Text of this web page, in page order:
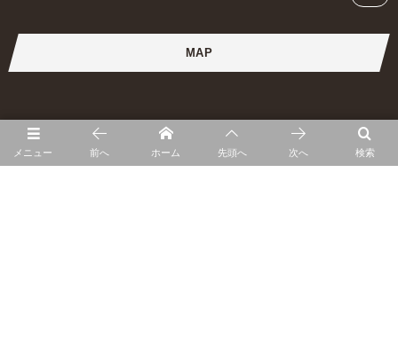
MAP
メニュー 検索
前へ ホーム 先頭へ 次へ